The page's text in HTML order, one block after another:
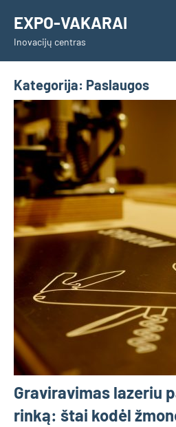
content
EXPO-VAKARAI
Inovacijų centras
Kategorija: Paslaugos
Graviravimas lazeriu
rinką: štai kodėl